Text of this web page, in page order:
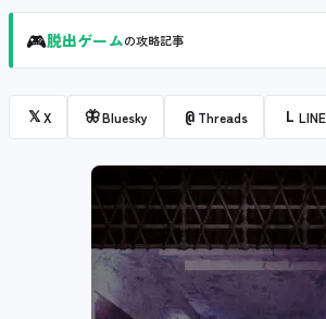
🎮脱出ゲームの攻略記事
𝕏X 🦋Bluesky @ Threads L LINE